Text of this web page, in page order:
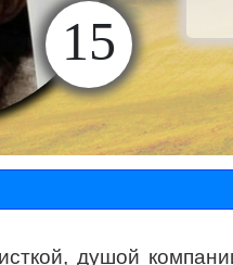
15
душой